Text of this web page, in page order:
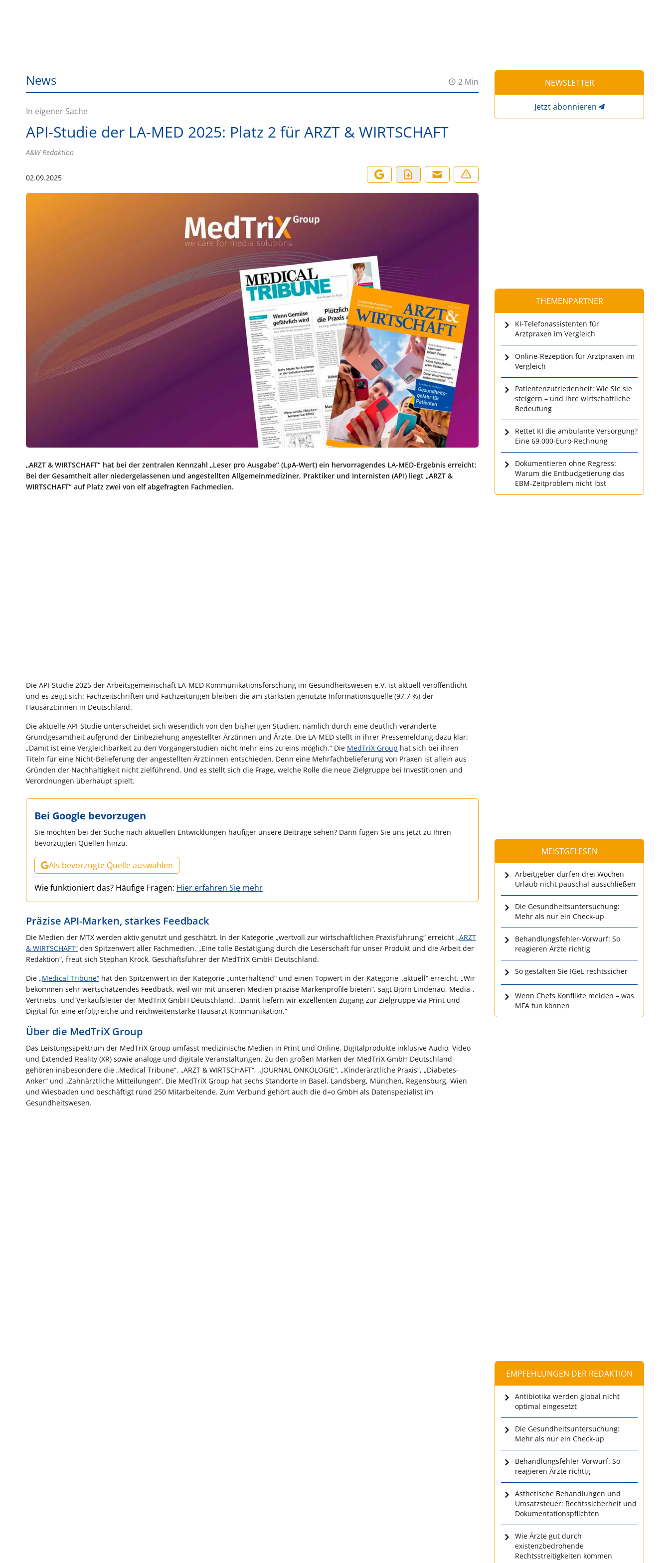
News 2 Min
In eigener Sache
API-Studie der LA-MED 2025: Platz 2 für ARZT & WIRTSCHAFT
A&W Redaktion
02.09.2025
„ARZT & WIRTSCHAFT“ hat bei der zentralen Kennzahl „Leser pro Ausgabe“ (LpA-Wert) ein hervorragendes LA-MED-Ergebnis erreicht:
Bei der Gesamtheit aller niedergelassenen und angestellten Allgemeinmediziner, Praktiker und Internisten (API) liegt „ARZT &
WIRTSCHAFT“ auf Platz zwei von elf abgefragten Fachmedien.
Die API-Studie 2025 der Arbeitsgemeinschaft LA-MED Kommunikationsforschung im Gesundheitswesen e.V. ist aktuell veröffentlicht
und es zeigt sich: Fachzeitschriften und Fachzeitungen bleiben die am stärksten genutzte Informationsquelle (97,7 %) der
Hausärzt:innen in Deutschland.
Die aktuelle API-Studie unterscheidet sich wesentlich von den bisherigen Studien, nämlich durch eine deutlich veränderte
Grundgesamtheit aufgrund der Einbeziehung angestellter Ärztinnen und Ärzte. Die LA-MED stellt in ihrer Pressemeldung dazu klar:
„Damit ist eine Vergleichbarkeit zu den Vorgängerstudien nicht mehr eins zu eins möglich.“ Die MedTriX Group hat sich bei ihren
Titeln für eine Nicht-Belieferung der angestellten Ärzt:innen entschieden. Denn eine Mehrfachbelieferung von Praxen ist allein aus
Gründen der Nachhaltigkeit nicht zielführend. Und es stellt sich die Frage, welche Rolle die neue Zielgruppe bei Investitionen und
Verordnungen überhaupt spielt.
Bei Google bevorzugen
Sie möchten bei der Suche nach aktuellen Entwicklungen häufiger unsere Beiträge sehen? Dann fügen Sie uns jetzt zu Ihren
bevorzugten Quellen hinzu.
Als bevorzugte Quelle auswählen
Wie funktioniert das? Häufige Fragen: Hier erfahren Sie mehr
Präzise API-Marken, starkes Feedback
Die Medien der MTX werden aktiv genutzt und geschätzt. In der Kategorie „wertvoll zur wirtschaftlichen Praxisführung“ erreicht „ARZT
& WIRTSCHAFT“ den Spitzenwert aller Fachmedien. „Eine tolle Bestätigung durch die Leserschaft für unser Produkt und die Arbeit der
Redaktion“, freut sich Stephan Kröck, Geschäftsführer der MedTriX GmbH Deutschland.
Die „Medical Tribune“ hat den Spitzenwert in der Kategorie „unterhaltend“ und einen Topwert in der Kategorie „aktuell“ erreicht. „Wir
bekommen sehr wertschätzendes Feedback, weil wir mit unseren Medien präzise Markenprofile bieten“, sagt Björn Lindenau, Media-,
Vertriebs- und Verkaufsleiter der MedTriX GmbH Deutschland. „Damit liefern wir exzellenten Zugang zur Zielgruppe via Print und
Digital für eine erfolgreiche und reichweitenstarke Hausarzt-Kommunikation.“
Über die MedTriX Group
Das Leistungsspektrum der MedTriX Group umfasst medizinische Medien in Print und Online, Digitalprodukte inklusive Audio, Video
und Extended Reality (XR) sowie analoge und digitale Veranstaltungen. Zu den großen Marken der MedTriX GmbH Deutschland
gehören insbesondere die „Medical Tribune“, „ARZT & WIRTSCHAFT“, „JOURNAL ONKOLOGIE“, „Kinderärztliche Praxis“, „Diabetes-
Anker“ und „Zahnärztliche Mitteilungen“. Die MedTriX Group hat sechs Standorte in Basel, Landsberg, München, Regensburg, Wien
und Wiesbaden und beschäftigt rund 250 Mitarbeitende. Zum Verbund gehört auch die d+o GmbH als Datenspezialist im
Gesundheitswesen.
NEWSLETTER
Jetzt abonnieren
THEMENPARTNER
KI-Telefonassistenten für
Arztpraxen im Vergleich
Online-Rezeption für Arztpraxen im
Vergleich
Patientenzufriedenheit: Wie Sie sie
steigern – und ihre wirtschaftliche
Bedeutung
Rettet KI die ambulante Versorgung?
Eine 69.000-Euro-Rechnung
Dokumentieren ohne Regress:
Warum die Entbudgetierung das
EBM-Zeitproblem nicht löst
MEISTGELESEN
Arbeitgeber dürfen drei Wochen
Urlaub nicht pauschal ausschließen
Die Gesundheitsuntersuchung:
Mehr als nur ein Check-up
Behandlungsfehler-Vorwurf: So
reagieren Ärzte richtig
So gestalten Sie IGeL rechtssicher
Wenn Chefs Konflikte meiden – was
MFA tun können
EMPFEHLUNGEN DER REDAKTION
Antibiotika werden global nicht
optimal eingesetzt
Die Gesundheitsuntersuchung:
Mehr als nur ein Check-up
Behandlungsfehler-Vorwurf: So
reagieren Ärzte richtig
Ästhetische Behandlungen und
Umsatzsteuer: Rechtssicherheit und
Dokumentationspflichten
Wie Ärzte gut durch
existenzbedrohende
Rechtsstreitigkeiten kommen